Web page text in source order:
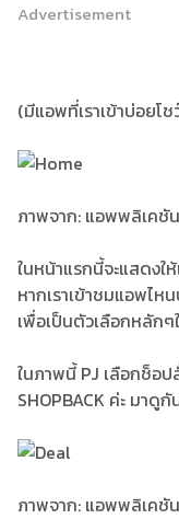
Advertisement
(มีแอพที่เราเข้าบ่อยโช
ภาพจาก: แอพพลิเคชัน
ในหน้าแรกนี้จะแสดงใ
หากเราเข้าชมแอพไห
เพื่อเป็นตัวเลือกหลักๆ
ในภาพนี้ PJ เลือกช็อ
SHOPBACK ค่ะ มาดูกั
ภาพจาก: แอพพลิเคชัน